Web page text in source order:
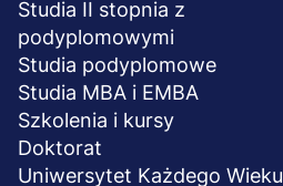
Studia II stopnia z
podyplomowymi
Studia podyplomowe
Studia MBA i EMBA
Szkolenia i kursy
Doktorat
Uniwersytet Każdego Wieku